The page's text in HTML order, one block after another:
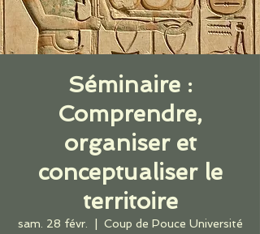
Séminaire :
Comprendre,
organiser et
conceptualiser le
territoire
sam. 28 févr. Coup de Pouce Université